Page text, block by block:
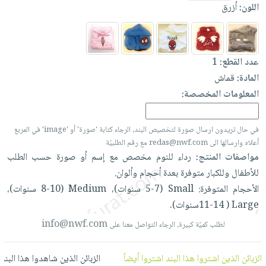
العناية
بالأسنان
الحمية
والتغذية
أدوات
المائدة
الأوعية
والتخزين
أدوات
المطبخ
الأكثر
مبيعاً
العودة
للمدارس
اكسسوارات
كتب
منزلية
اكسسوارات
ملابس
مطرزات
حقائب
حلي
بالذات
شحن
مجاني
بنود
مختارة
اشتراكات
كل
صندوق
القراءة
iKitab
بلا
حدود
بحث
نيل
وفرات
عن
الشركة
سياسة
حسابك
الأمنيات
اللون:أزرق
عدد القطع:1
المادة:قماش
المعلومات المخصصة:
في حال تريدون ارسال صورة لتخصيص البند، الرجاء كتابة 'صورة' أو 'image' في المربع
أعلاه وارسالها الى redas@nwf.com مع رقم الطلبيّة
مواصفات المنتج: رداء للنوم مخصص معإسمأو صورة حسب الطلب
للأطفال وللكبارمتوفرةبعدةأحجام وألوان.
الأحجام المتوفرة:Small
(5-7 سنوات)، Medium
(8-10
سنوات)،
Large
(11-14سنوات).
لطلب كميّة كبيرة، الرجاء التواصل معنا علىinfo@nwf.com
الزبائن الذين اشتروا هذا البند اشتروا أيضاً الزبائن الذين شاهدوا هذا